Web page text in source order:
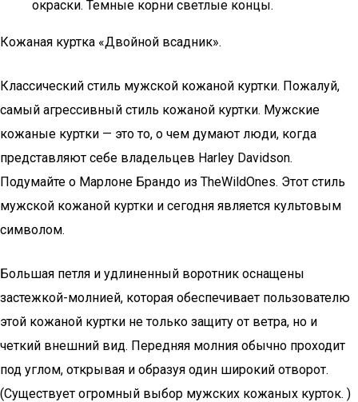
окраски. Темные корни светлые концы.
Кожаная куртка «Двойной всадник».
Классический стиль мужской кожаной куртки. Пожалуй,
самый агрессивный стиль кожаной куртки. Мужские
кожаные куртки — это то, о чем думают люди, когда
представляют себе владельцев Harley Davidson.
Подумайте о Марлоне Брандо из TheWildOnes. Этот стиль
мужской кожаной куртки и сегодня является культовым
символом.
Большая петля и удлиненный воротник оснащены
застежкой-молнией, которая обеспечивает пользователю
этой кожаной куртки не только защиту от ветра, но и
четкий внешний вид. Передняя молния обычно проходит
под углом, открывая и образуя один широкий отворот.
(Существует огромный выбор мужских кожаных курток. )